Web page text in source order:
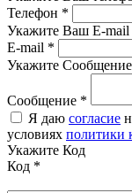
Телефон *
Укажите Ваш E-mail
E-mail *
Укажите Сообщение
Сообщение *
Я даю согласие
условиях политики
Укажите Код
Код *